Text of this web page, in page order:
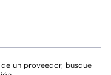
un proveedor, busque